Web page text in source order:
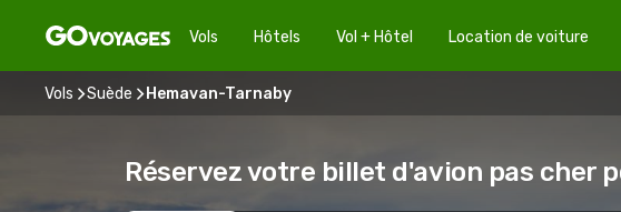
Vols Hôtels Vol + Hôtel Location de voiture
Vols Suède Hemavan-Tarnaby
Réservez votre billet d'avion pas cher